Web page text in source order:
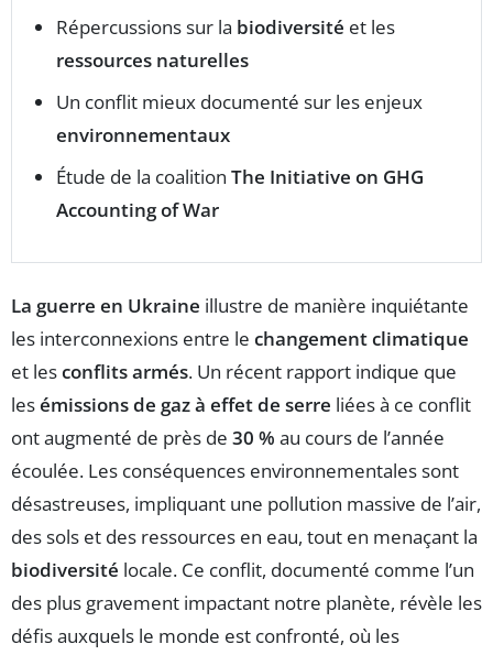
Répercussions sur la biodiversité et les
ressources naturelles
Un conflit mieux documenté sur les enjeux
environnementaux
Étude de la coalition The Initiative on GHG
Accounting of War
La guerre en Ukraine illustre de manière inquiétante
les interconnexions entre le changement climatique
et lesconflits armés. Un récent rapport indique que
lesémissions de gaz à effet de serre liées à ce conflit
ont augmenté de près de 30 % au cours de l’année
écoulée. Les conséquences environnementales sont
désastreuses, impliquant une pollution massive de l’air,
des sols et des ressources en eau, tout en menaçant la
biodiversité locale. Ce conflit, documenté comme l’un
des plus gravement impactant notre planète, révèle les
défis auxquels le monde est confronté, où les